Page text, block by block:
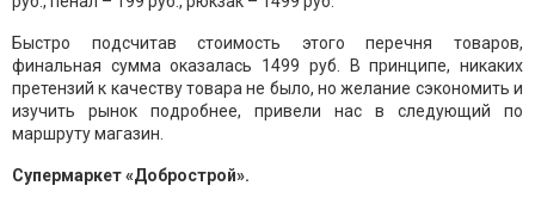
Быстро подсчитав стоимость этого перечня товаров,
финальная сумма оказалась 1499 руб. В принципе, никаких
претензий к качеству товара не было, но желание сэкономить и
изучить рынок подробнее, привели нас в следующий по
маршруту магазин.
Супермаркет «Добрострой».